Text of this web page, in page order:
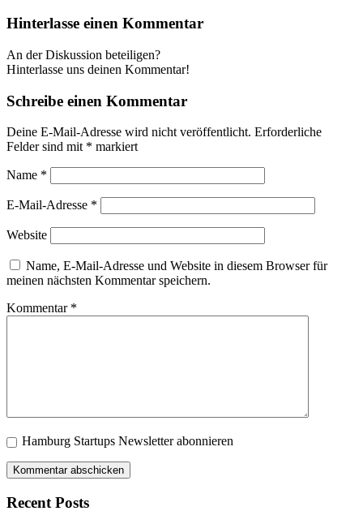
Hinterlasse einen Kommentar
An der Diskussion beteiligen?
Hinterlasse uns deinen Kommentar!
Schreibe einen Kommentar
Deine E-Mail-Adresse wird nicht veröffentlicht. Erforderliche
Felder sind mit * markiert
Name *
E-Mail-Adresse *
Website
Name, E-Mail-Adresse und Website in diesem Browser für
meinen nächsten Kommentar speichern.
Kommentar *
Hamburg Startups Newsletter abonnieren
Recent Posts